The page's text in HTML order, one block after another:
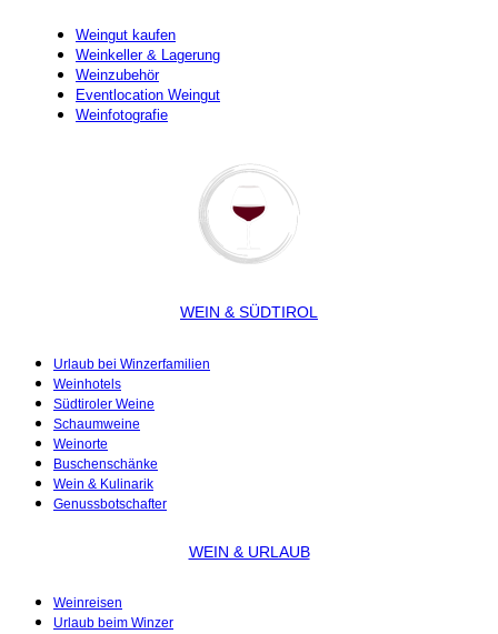
Weingut kaufen
Weinkeller & Lagerung
Weinzubehör
Eventlocation Weingut
Weinfotografie
WEIN & SÜDTIROL
Urlaub bei Winzerfamilien
Weinhotels
Südtiroler Weine
Schaumweine
Weinorte
Buschenschänke
Wein & Kulinarik
Genussbotschafter
WEIN & URLAUB
Weinreisen
Urlaub beim Winzer